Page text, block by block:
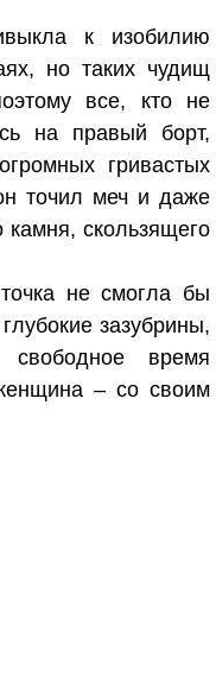
к изобилию
но таких чудищ
все, кто не
на правый борт,
гривастых
точил меч и даже
камня, скользящего
не смогла бы
зазубрины,
время
– со своим